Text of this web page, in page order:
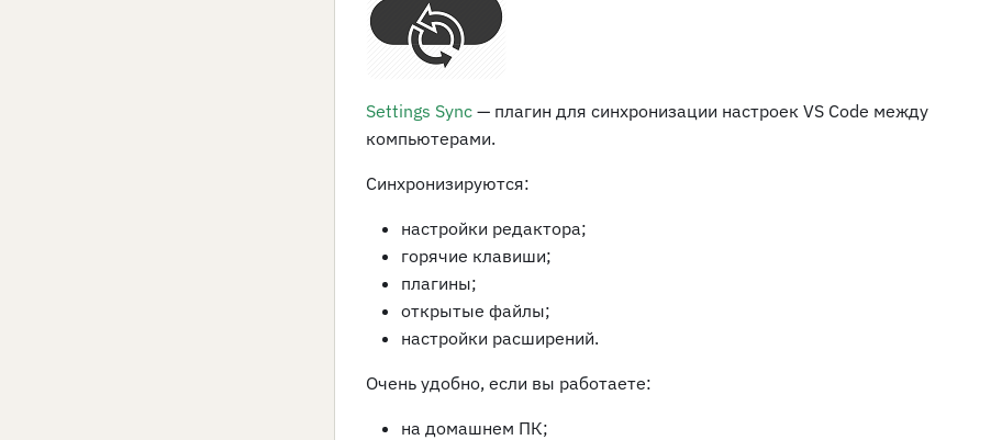
Settings Sync — плагин для синхронизации настроек VS Code между
компьютерами.
Синхронизируются:
настройки редактора;
горячие клавиши;
плагины;
открытые файлы;
настройки расширений.
Очень удобно, если вы работаете:
на домашнем ПК;